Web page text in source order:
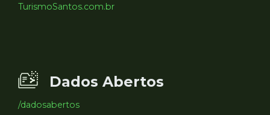
TurismoSantos.com.br
Dados Abertos
/dadosabertos